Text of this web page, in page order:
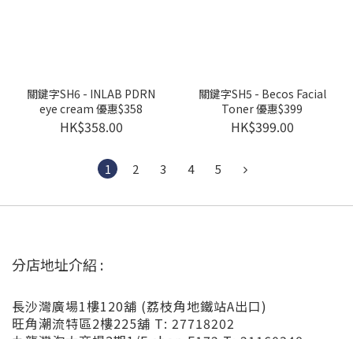
關鍵字SH6 - INLAB PDRN
eye cream 優惠$358
HK$358.00
關鍵字SH5 - Becos Facial
Toner 優惠$399
HK$399.00
1 2 3 4 5
分店地址介紹 :
長沙灣廣場1樓120舖 (荔枝角地鐵站A出口)
旺角潮流特區2樓225舖 T: 27718202